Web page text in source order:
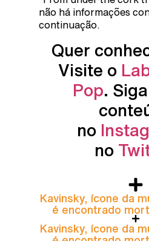
não há informações
continuação.
Quer
Visite o
Pop.
no
no
Kavinsky, ícone da
é encontrado
Kavinsky, ícone da